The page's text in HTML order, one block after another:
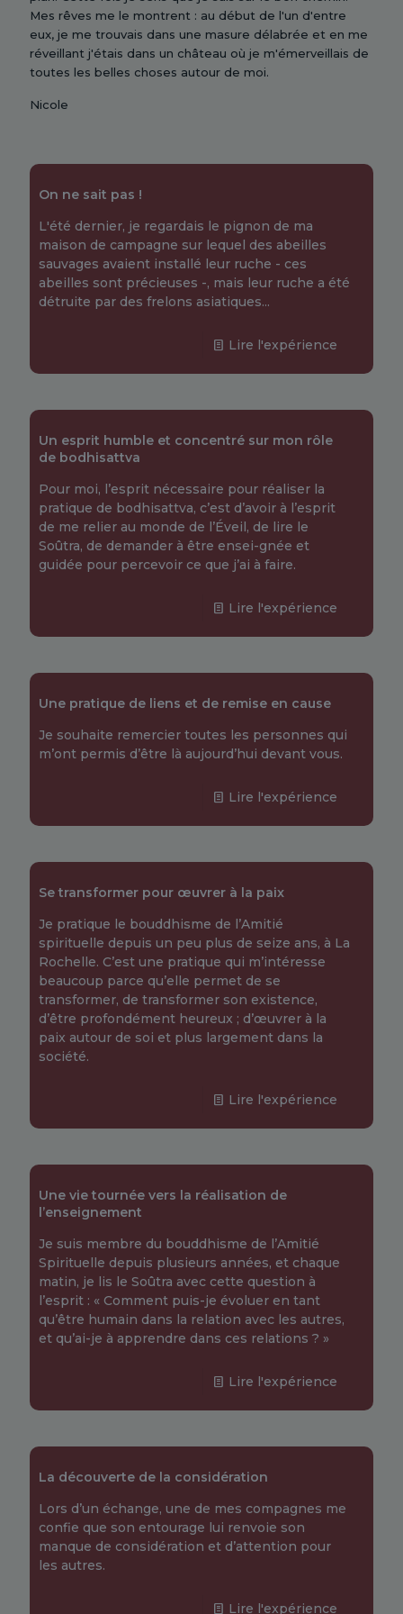
Mes rêves me le montrent : au début de l'un d'entre
eux, je me trouvais dans une masure délabrée et en me
réveillant j'étais dans un château où je m'émerveillais de
toutes les belles choses autour de moi.
Nicole
On ne sait pas !
L'été dernier, je regardais le pignon de ma
maison de campagne sur lequel des abeilles
sauvages avaient installé leur ruche - ces
abeilles sont précieuses -, mais leur ruche a été
détruite par des frelons asiatiques...
Lire l'expérience
Un esprit humble et concentré sur mon rôle
de bodhisattva
Pour moi, l’esprit nécessaire pour réaliser la
pratique de bodhisattva, c’est d’avoir à l’esprit
de me relier au monde de l’Éveil, de lire le
Soûtra, de demander à être ensei-gnée et
guidée pour percevoir ce que j’ai à faire.
Lire l'expérience
Une pratique de liens et de remise en cause
Je souhaite remercier toutes les personnes qui
m’ont permis d’être là aujourd’hui devant vous.
Lire l'expérience
Se transformer pour œuvrer à la paix
Je pratique le bouddhisme de l’Amitié
spirituelle depuis un peu plus de seize ans, à La
Rochelle. C’est une pratique qui m’intéresse
beaucoup parce qu’elle permet de se
transformer, de transformer son existence,
d’être profondément heureux ; d’œuvrer à la
paix autour de soi et plus largement dans la
société.
Lire l'expérience
Une vie tournée vers la réalisation de
l’enseignement
Je suis membre du bouddhisme de l’Amitié
Spirituelle depuis plusieurs années, et chaque
matin, je lis le Soûtra avec cette question à
l’esprit : « Comment puis-je évoluer en tant
qu’être humain dans la relation avec les autres,
et qu’ai-je à apprendre dans ces relations ? »
Lire l'expérience
La découverte de la considération
Lors d’un échange, une de mes compagnes me
confie que son entourage lui renvoie son
manque de considération et d’attention pour
les autres.
Lire l'expérience